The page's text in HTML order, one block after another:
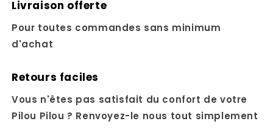
Livraison offerte
Pour toutes commandes sans minimum
d'achat
Retours faciles
Vous n'êtes pas satisfait du confort de votre
Pilou Pilou ? Renvoyez-le nous tout simplement